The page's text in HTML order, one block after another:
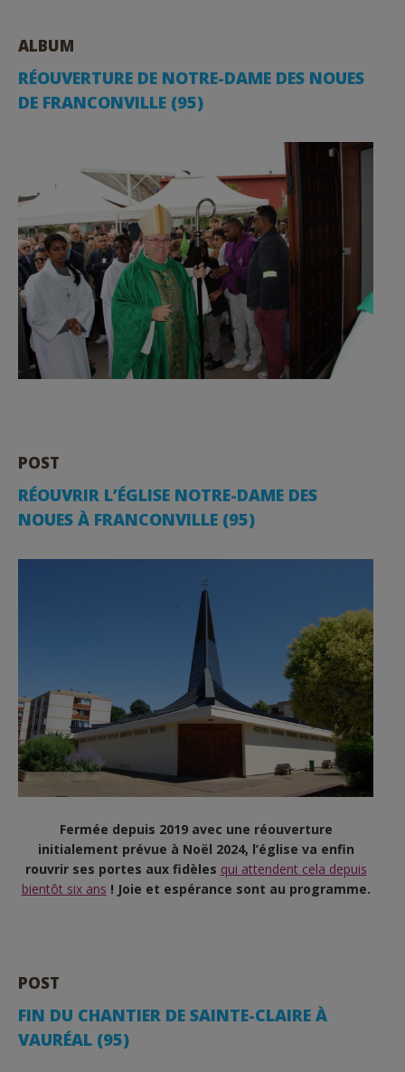
ALBUM
RÉOUVERTURE DE NOTRE-DAME DES NOUES
DE FRANCONVILLE (95)
POST
RÉOUVRIR L’ÉGLISE NOTRE-DAME DES
NOUES À FRANCONVILLE (95)
Fermée depuis 2019 avec une réouverture
initialement prévue à Noël 2024, l’église va enfin
rouvrir ses portes aux fidèles qui attendent cela depuis
bientôt six ans ! Joie et espérance sont au programme.
POST
FIN DU CHANTIER DE SAINTE-CLAIRE À
VAURÉAL (95)